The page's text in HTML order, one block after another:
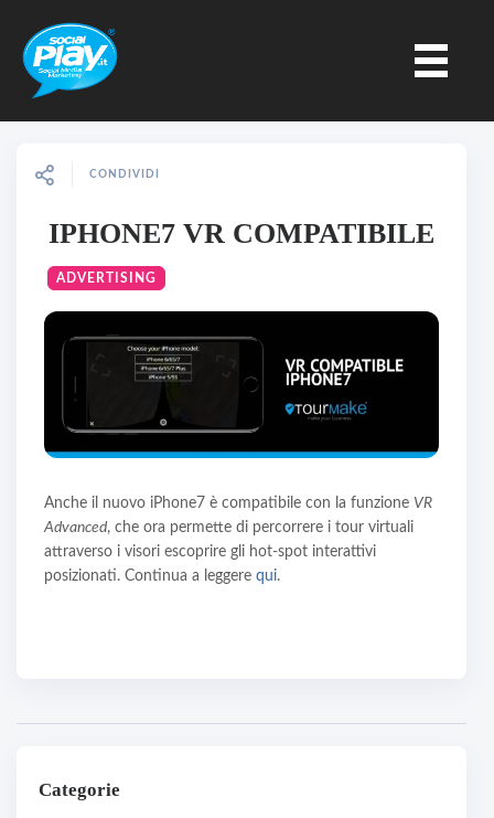
CONDIVIDI
IPHONE7 VR COMPATIBILE
ADVERTISING
Anche il nuovo iPhone7 è compatibile con la funzione VR
Advanced, che ora permette di percorrere i tour virtuali
attraverso i visori escoprire gli hot-spot interattivi
posizionati. Continua a leggere qui.
Categorie